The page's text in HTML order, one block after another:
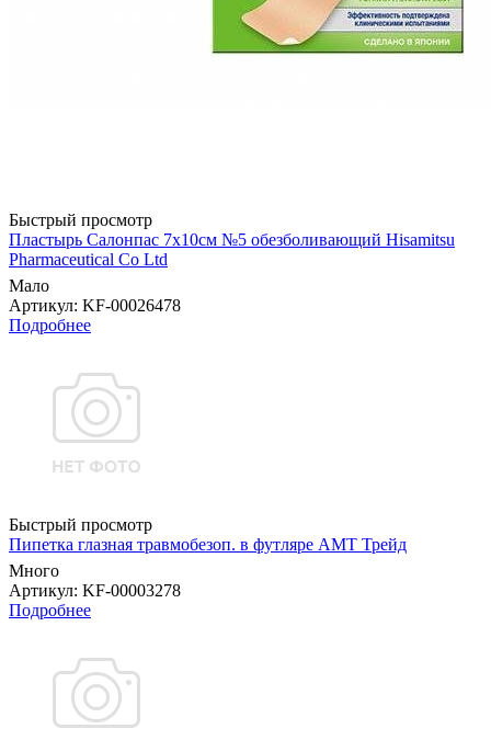
Быстрый просмотр
Пластырь Салонпас 7х10см №5 обезболивающий Hisamitsu
Pharmaceutical Co Ltd
Мало
Артикул: KF-00026478
Подробнее
Быстрый просмотр
Пипетка глазная травмобезоп. в футляре АМТ Трейд
Много
Артикул: KF-00003278
Подробнее